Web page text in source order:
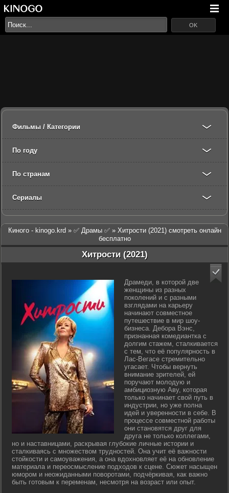
Фильмы / Категории
По году
По странам
Сериалы
Киного - kinogo.krd » ✅ Драмы ✅ » Хитрости (2021) смотреть онлайн
бесплатно
Хитрости (2021)
Драмеди, в которой две
женщины из разных
поколений и с разными
взглядами на карьеру
начинают совместное
путешествие в мир шоу-
бизнеса. Дебора Вэнс,
признанная комедиантка с
долгим стажем, сталкивается
с тем, что её популярность в
Лас-Вегасе стремительно
угасает. Чтобы вернуть
внимание зрителей, ей
поручают молодую и
амбициозную Аву, которая
только начинает свой путь в
индустрии, но уже полна
идей и уверенности в себе. В
процессе совместной работы
они становятся друг для
друга не только коллегами,
но и наставницами, раскрывая глубокие личные истории и
сталкиваясь с множеством трудностей. Она учит её важности
стойкости и самоуважения, а она вдохновляет её на обновление
материала и переосмысление подходов к сцене. Сюжет насыщен
юмором и неожиданными поворотами, подчёркивая, как важно
быть готовым к переменам, несмотря на возраст или опыт.
OK